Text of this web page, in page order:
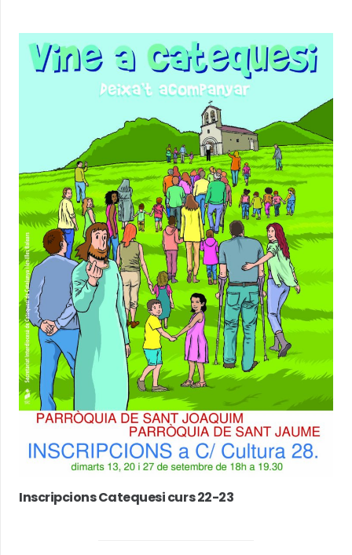
Inscripcions Catequesi curs 22-23